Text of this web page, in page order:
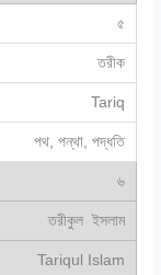
৫
তরীক
Tariq
পথ, পন্থা, পদ্ধতি
৬
তরীকুল ইসলাম
Tariqul Islam